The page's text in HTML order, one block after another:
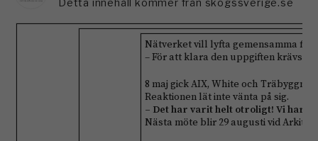
Nätverket vill lyfta gemensamma
– För att klara den uppgiften krävs
8 maj gick AIX, White och
Reaktionen lät inte vänta på sig.
– Det har varit helt otroligt! Vi har
Nästa möte blir 29 augusti vid